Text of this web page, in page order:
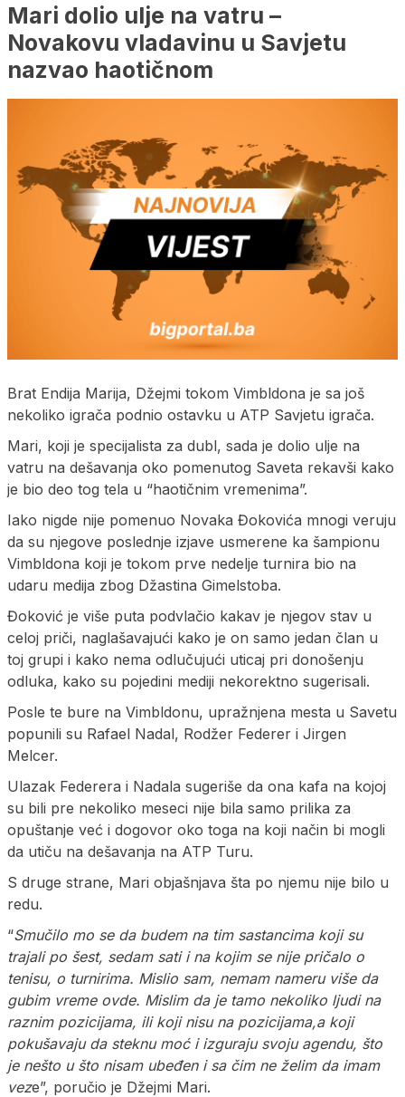
Mari dolio ulje na vatru –
Novakovu vladavinu u Savjetu
nazvao haotičnom
Brat Endija Marija, Džejmi tokom Vimbldona je sa još
nekoliko igrača podnio ostavku u ATP Savjetu igrača.
Mari, koji je specijalista za dubl, sada je dolio ulje na
vatru na dešavanja oko pomenutog Saveta rekavši kako
je bio deo tog tela u “haotičnim vremenima”.
Iako nigde nije pomenuo Novaka Đokovića mnogi veruju
da su njegove poslednje izjave usmerene ka šampionu
Vimbldona koji je tokom prve nedelje turnira bio na
udaru medija zbog Džastina Gimelstoba.
Đoković je više puta podvlačio kakav je njegov stav u
celoj priči, naglašavajući kako je on samo jedan član u
toj grupi i kako nema odlučujući uticaj pri donošenju
odluka, kako su pojedini mediji nekorektno sugerisali.
Posle te bure na Vimbldonu, upražnjena mesta u Savetu
popunili su Rafael Nadal, Rodžer Federer i Jirgen
Melcer.
Ulazak Federera i Nadala sugeriše da ona kafa na kojoj
su bili pre nekoliko meseci nije bila samo prilika za
opuštanje već i dogovor oko toga na koji način bi mogli
da utiču na dešavanja na ATP Turu.
S druge strane, Mari objašnjava šta po njemu nije bilo u
redu.
“Smučilo mo se da budem na tim sastancima koji su
trajali po šest, sedam sati i na kojim se nije pričalo o
tenisu, o turnirima. Mislio sam, nemam nameru više da
gubim vreme ovde. Mislim da je tamo nekoliko ljudi na
raznim pozicijama, ili koji nisu na pozicijama,a koji
pokušavaju da steknu moć i izguraju svoju agendu, što
je nešto u što nisam ubeđen i sa čim ne želim da imam
veze”, poručio je Džejmi Mari.